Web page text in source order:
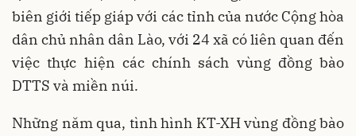
biên giới tiếp giáp với các tỉnh của nước Cộng hòa
dân chủ nhân dân Lào, với 24 xã có liên quan đến
việc thực hiện các chính sách vùng đồng bào
DTTS và miền núi.
Những năm qua, tình hình KT-XH vùng đồng bào